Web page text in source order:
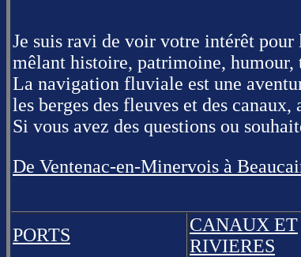
Je suis ravi de voir votre intérêt
mêlant histoire, patrimoine, humour,
La navigation fluviale est une
les berges des fleuves et des canaux,
Si vous avez des questions ou
De Ventenac-en-Minervois à
PORTS
CANAUX ET
RIVIERES